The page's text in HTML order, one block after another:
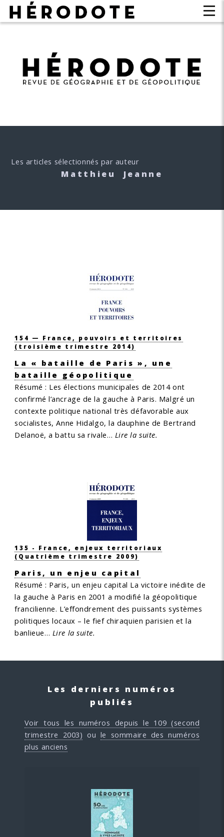
Les articles sélectionnés par auteur
Matthieu Jeanne
154 — France, pouvoirs et territoires
(troisième trimestre 2014)
La « bataille de Paris », une
bataille géopolitique
Résumé : Les élections municipales de 2014 ont
confirmé l’ancrage de la gauche à Paris. Malgré un
contexte politique national très défavorable aux
socialistes, Anne Hidalgo, la dauphine de Bertrand
Delanoë, a battu sa rivale… Lire la suite.
135 - France, enjeux territoriaux
(Quatrième trimestre 2009)
Paris, un enjeu capital
Résumé : Paris, un enjeu capital La victoire inédite de
la gauche à Paris en 2001 a modifié la géopolitique
francilienne. L’effondrement des puissants systèmes
politiques locaux – le fief chiraquien parisien et la
banlieue… Lire la suite.
Les derniers numéros
publiés
Voir tous les numéros depuis le 109 (second
trimestre 2003) ou le sommaire des numéros
plus anciens